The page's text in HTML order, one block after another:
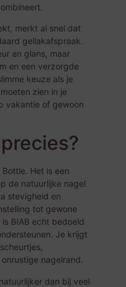
merkt al snel dat
gellakafspraak.
en glans, maar
en een verzorgde
keuze als je
zien in je
vakantie of gewoon
Het is een
de natuurlijke nagel
stevigheid en
tot gewone
BIAB echt bedoeld
Je krijgt
nagelrand.
dan bij veel